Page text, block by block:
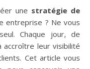
une stratégie de
entreprise ? Ne vous
Chaque jour, de
leur visibilité
Cet article vous